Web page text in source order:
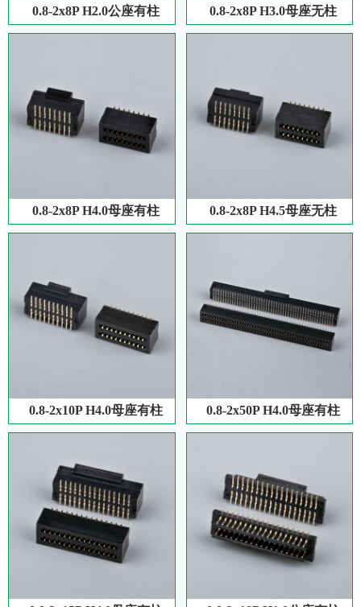
0.8-2x8P H2.0公座有柱 0.8-2x8P H3.0母座无柱
0.8-2x8P H4.0母座有柱 0.8-2x8P H4.5母座无柱
0.8-2x10P H4.0母座有柱 0.8-2x50P H4.0母座有柱